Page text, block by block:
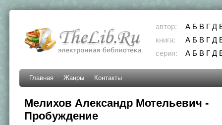
автор: А Б В Г Д
книга:
А Б В Г Д
серия:
А Б В Г Д
Главная Жанры Контакты
Мелихов Александр Мотельевич -
Пробуждение